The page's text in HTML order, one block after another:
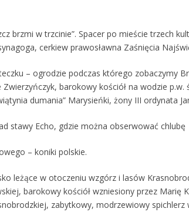
brzmi w trzcinie”. Spacer po mieście trzech
cerkiew prawosławna Zaśnięcia
– ogrodzie podczas którego zobaczymy
Zwierzyńczyk, barokowy kościół na wodzie
dumania” Marysieńki, żony III ordynata
stawy Echo, gdzie można obserwować chlubę
– koniki polskie.
leżące w otoczeniu wzgórz i lasów
barokowy kościół wzniesiony przez Marię
zabytkowy, modrzewiowy